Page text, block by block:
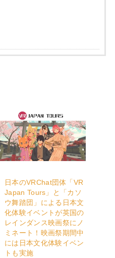
日本のVRChat団体「VR
Japan Tours」と「カソ
ウ舞踏団」による日本文
化体験イベントが英国の
レインダンス映画祭にノ
ミネート！映画祭期間中
には日本文化体験イベン
トも実施